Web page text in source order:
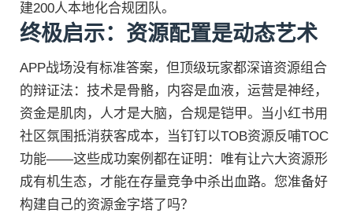
建200人本地化合规团队。
终极启示：资源配置是动态艺术
APP战场没有标准答案，但顶级玩家都深谙资源组合
的辩证法：技术是骨骼，内容是血液，运营是神经，
资金是肌肉，人才是大脑，合规是铠甲。当小红书用
社区氛围抵消获客成本，当钉钉以TOB资源反哺TOC
功能——这些成功案例都在证明：唯有让六大资源形
成有机生态，才能在存量竞争中杀出血路。您准备好
构建自己的资源金字塔了吗？